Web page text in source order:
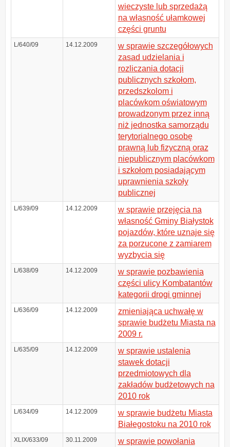
wieczyste lub sprzedażą
na własność ułamkowej
części gruntu
L/640/09 14.12.2009
w sprawie szczegółowych
zasad udzielania i
rozliczania dotacji
publicznych szkołom,
przedszkolom i
placówkom oświatowym
prowadzonym przez inną
niż jednostka samorządu
terytorialnego osobę
prawną lub fizyczną oraz
niepublicznym placówkom
i szkołom posiadającym
uprawnienia szkoły
publicznej
L/639/09 14.12.2009
w sprawie przejęcia na
własność Gminy Białystok
pojazdów, które uznaje się
za porzucone z zamiarem
wyzbycia się
L/638/09 14.12.2009
w sprawie pozbawienia
części ulicy Kombatantów
kategorii drogi gminnej
L/636/09 14.12.2009
zmieniająca uchwałę w
sprawie budżetu Miasta na
2009 r.
L/635/09 14.12.2009
w sprawie ustalenia
stawek dotacji
przedmiotowych dla
zakładów budżetowych na
2010 rok
L/634/09 14.12.2009
w sprawie budżetu Miasta
Białegostoku na 2010 rok
XLIX/633/09 30.11.2009
w sprawie powołania